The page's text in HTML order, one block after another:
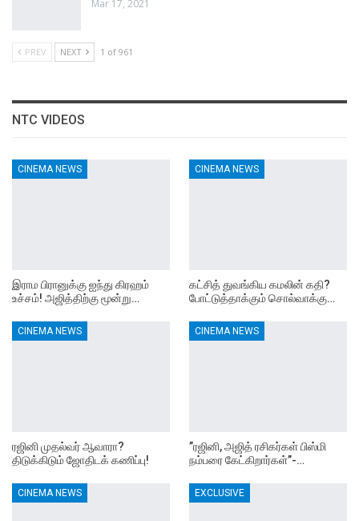
Mar 17, 2021
PREV NEXT 1 of 961
NTC VIDEOS
CINEMA NEWS
இராம பிரானுக்கு ஐந்து கிரஹம்
உச்சம்! அஜித்திற்கு மூன்று…
CINEMA NEWS
கட்சித் துவங்கிய கமலின் கதி?
போட்டுத்தாக்கும் சொல்வாக்கு…
CINEMA NEWS
ரஜினி முதல்வர் ஆவாரா?
திடுக்கிடும் ஜோதிடக் கணிப்பு!
CINEMA NEWS
”ரஜினி, அஜித் ரசிகர்கள் பிஸ்மி
நம்பரை கேட்கிறார்கள்”-…
CINEMA NEWS EXCLUSIVE